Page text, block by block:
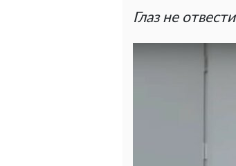
Глаз не отвести